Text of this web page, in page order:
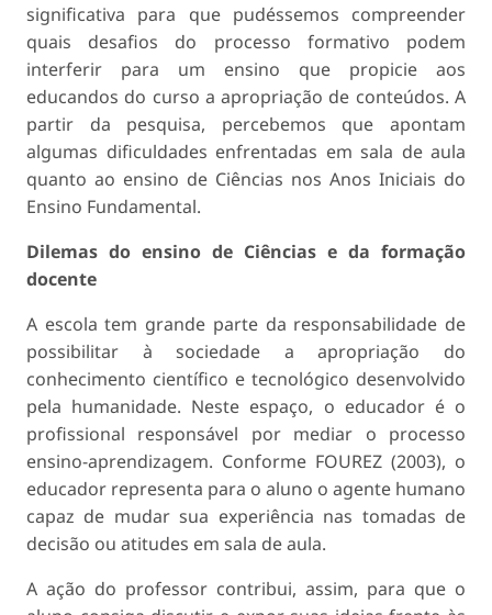
significativa para que pudéssemos compreender
quais desafios do processo formativo podem
interferir para um ensino que propicie aos
educandos do curso a apropriação de conteúdos. A
partir da pesquisa, percebemos que apontam
algumas dificuldades enfrentadas em sala de aula
quanto ao ensino de Ciências nos Anos Iniciais do
Ensino Fundamental.
Dilemas do ensino de Ciências e da formação
docente
A escola tem grande parte da responsabilidade de
possibilitar à sociedade a apropriação do
conhecimento científico e tecnológico desenvolvido
pela humanidade. Neste espaço, o educador é o
profissional responsável por mediar o processo
ensino-aprendizagem. Conforme FOUREZ (2003), o
educador representa para o aluno o agente humano
capaz de mudar sua experiência nas tomadas de
decisão ou atitudes em sala de aula.
A ação do professor contribui, assim, para que o